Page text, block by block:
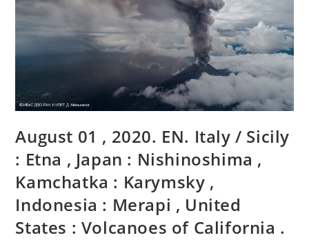
San
Miguel
(
Chaparrastique
)
,
Philippines
Taal
,
Unis
Volcans
De
Californie
.
August 01 , 2020. EN. Italy / Sicily
: Etna , Japan : Nishinoshima ,
Kamchatka : Karymsky ,
Indonesia : Merapi , United
States : Volcanoes of California .